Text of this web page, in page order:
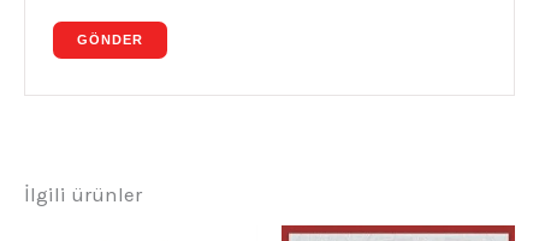
İlgili ürünler